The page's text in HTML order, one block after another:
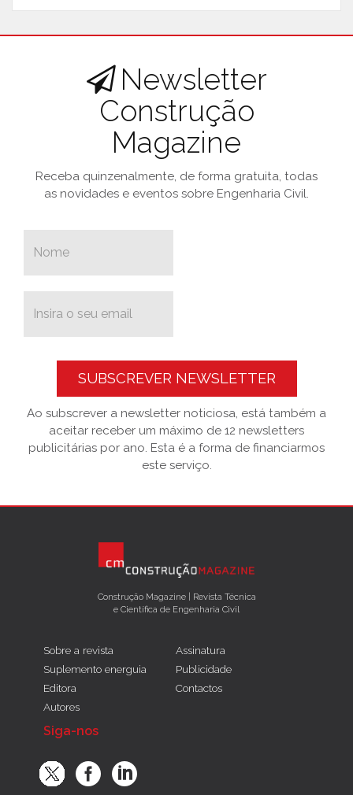
Newsletter
Construção
Magazine
Receba quinzenalmente, de forma gratuita, todas
as novidades e eventos sobre Engenharia Civil.
SUBSCREVER NEWSLETTER
Ao subscrever a newsletter noticiosa, está também a
aceitar receber um máximo de 12 newsletters
publicitárias por ano. Esta é a forma de financiarmos
este serviço.
Construção Magazine | Revista Técnica
e Científica de Engenharia Civil
Sobre a revista
Suplemento energuia
Editora
Autores
Assinatura
Publicidade
Contactos
Siga-nos